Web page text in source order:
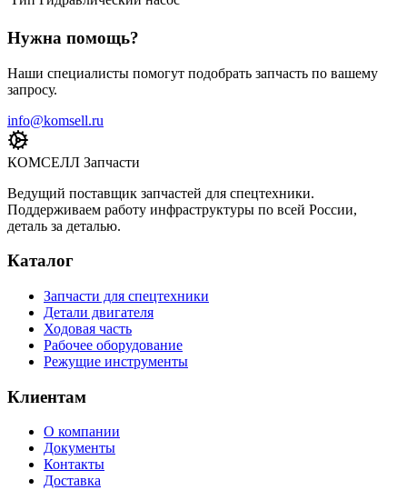
Нужна помощь?
Наши специалисты помогут подобрать запчасть по вашему
запросу.
info@komsell.ru
КОМСЕЛЛ Запчасти
Ведущий поставщик запчастей для спецтехники.
Поддерживаем работу инфраструктуры по всей России,
деталь за деталью.
Каталог
Запчасти для спецтехники
Детали двигателя
Ходовая часть
Рабочее оборудование
Режущие инструменты
Клиентам
О компании
Документы
Контакты
Доставка